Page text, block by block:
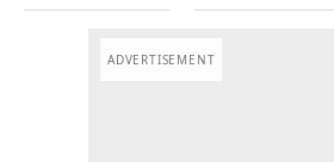
ADVERTISEMENT